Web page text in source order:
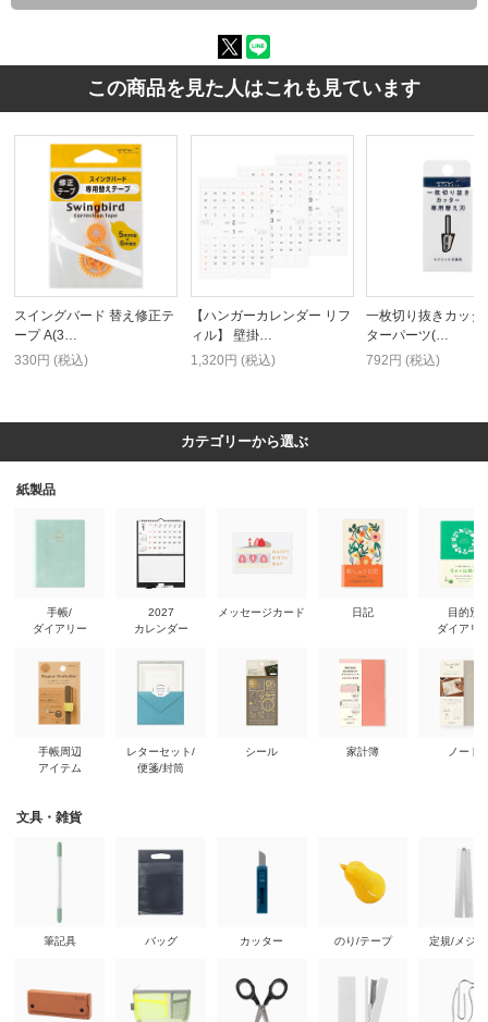
この商品を見た人はこれも見ています
スイングバード 替え修正テ
ープ A(3…
330円 (税込)
【ハンガーカレンダー リフ
ィル】 壁掛…
1,320円 (税込)
一枚切り抜きカッタ
ターパーツ(…
792円 (税込)
カテゴリーから選ぶ
紙製品
手帳/
ダイアリー
手帳周辺
アイテム
2027
カレンダー
レターセット/
便箋/封筒
メッセージカード
シール
日記
家計簿
目的別
ダイアリ
ノート
文具・雑貨
筆記具 バッグ カッター のり/テープ 定規/メジ